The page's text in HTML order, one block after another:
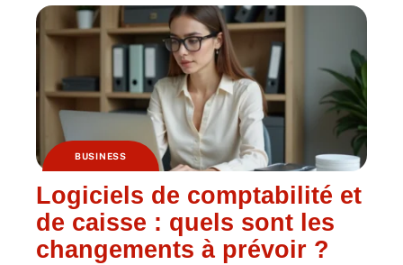
BUSINESS
Logiciels de comptabilité et
de caisse : quels sont les
changements à prévoir ?